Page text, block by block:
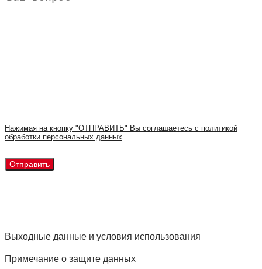
Нажимая на кнопку "ОТПРАВИТЬ" Вы соглашаетесь с политикой
обработки персональных данных
Выходные данные и условия использования
Примечание о защите данных